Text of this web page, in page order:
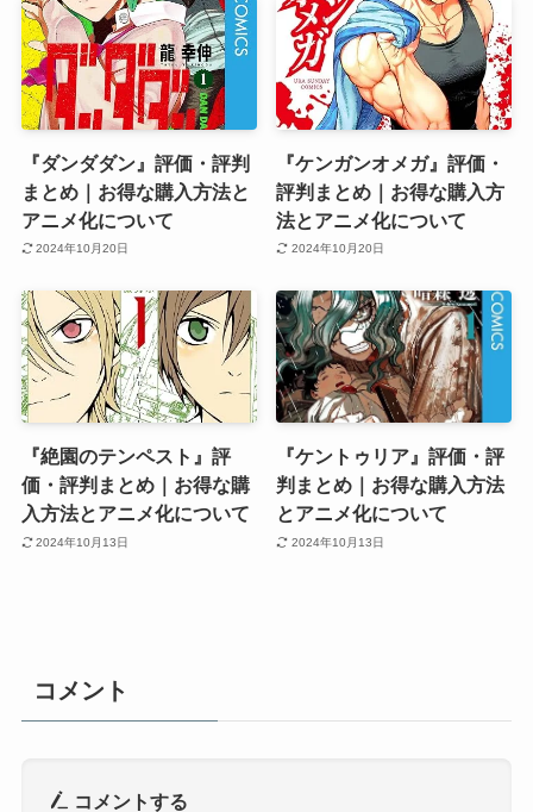
『ダンダダン』評価・評判
まとめ｜お得な購入方法と
アニメ化について
2024年10月20日
『ケンガンオメガ』評価・
評判まとめ｜お得な購入方
法とアニメ化について
2024年10月20日
『絶園のテンペスト』評
価・評判まとめ｜お得な購
入方法とアニメ化について
2024年10月13日
『ケントゥリア』評価・評
判まとめ｜お得な購入方法
とアニメ化について
2024年10月13日
コメント
コメントする